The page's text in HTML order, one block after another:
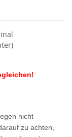
nicht
zu achten,